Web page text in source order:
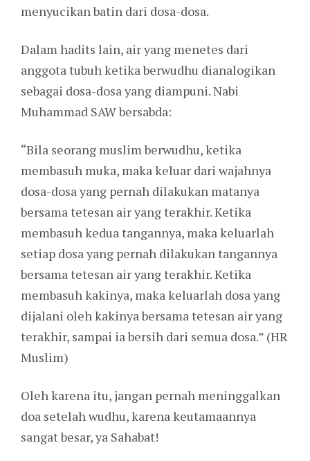
menyucikan batin dari dosa-dosa.
Dalam hadits lain, air yang menetes dari
anggota tubuh ketika berwudhu dianalogikan
sebagai dosa-dosa yang diampuni. Nabi
Muhammad SAW bersabda:
“Bila seorang muslim berwudhu, ketika
membasuh muka, maka keluar dari wajahnya
dosa-dosa yang pernah dilakukan matanya
bersama tetesan air yang terakhir. Ketika
membasuh kedua tangannya, maka keluarlah
setiap dosa yang pernah dilakukan tangannya
bersama tetesan air yang terakhir. Ketika
membasuh kakinya, maka keluarlah dosa yang
dijalani oleh kakinya bersama tetesan air yang
terakhir, sampai ia bersih dari semua dosa.” (HR
Muslim)
Oleh karena itu, jangan pernah meninggalkan
doa setelah wudhu, karena keutamaannya
sangat besar, ya Sahabat!